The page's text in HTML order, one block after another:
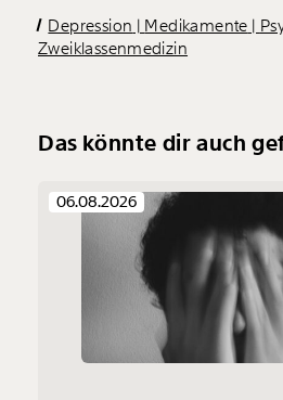
Depression Medikamente
Zweiklassenmedizin
Das könnte dir auch
06.08.2026